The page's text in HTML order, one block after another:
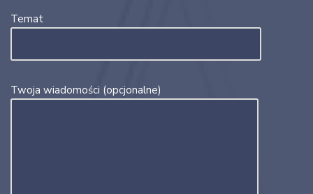
Temat
Twoja wiadomości (opcjonalne)